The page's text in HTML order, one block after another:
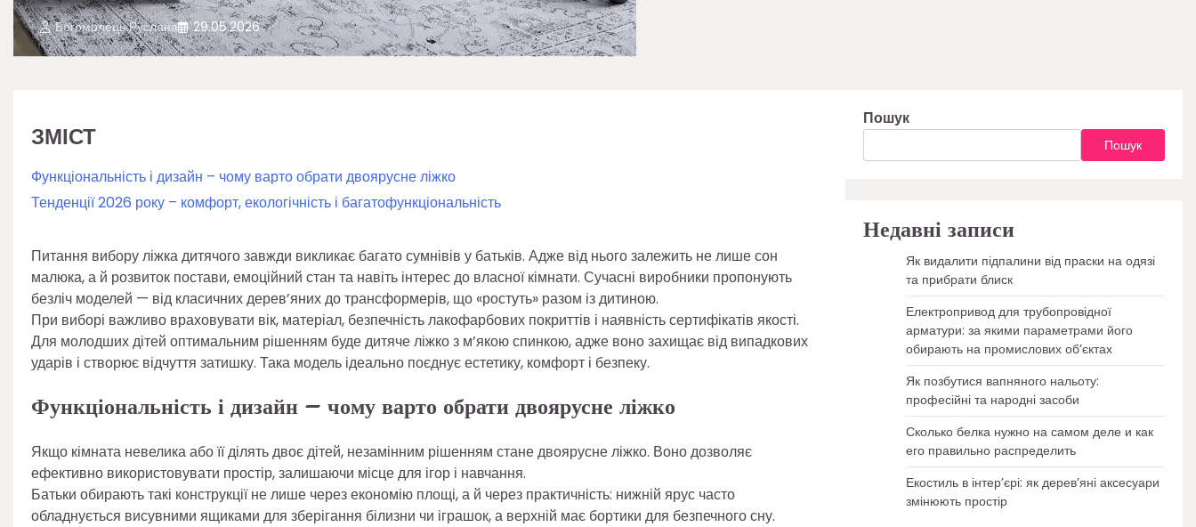
Богомолець Руслана 29.05.2026
ЗМІСТ
Функціональність і дизайн – чому варто обрати двоярусне ліжко
Тенденції 2026 року – комфорт, екологічність і багатофункціональність
Питання вибору ліжка дитячого завжди викликає багато сумнівів у батьків. Адже від нього залежить не лише сон
малюка, а й розвиток постави, емоційний стан та навіть інтерес до власної кімнати. Сучасні виробники пропонують
безліч моделей — від класичних дерев’яних до трансформерів, що «ростуть» разом із дитиною.
При виборі важливо враховувати вік, матеріал, безпечність лакофарбових покриттів і наявність сертифікатів якості.
Для молодших дітей оптимальним рішенням буде дитяче ліжко з м’якою спинкою, адже воно захищає від випадкових
ударів і створює відчуття затишку. Така модель ідеально поєднує естетику, комфорт і безпеку.
Функціональність і дизайн – чому варто обрати двоярусне ліжко
Якщо кімната невелика або її ділять двоє дітей, незамінним рішенням стане двоярусне ліжко. Воно дозволяє
ефективно використовувати простір, залишаючи місце для ігор і навчання.
Батьки обирають такі конструкції не лише через економію площі, а й через практичність: нижній ярус часто
обладнується висувними ящиками для зберігання білизни чи іграшок, а верхній має бортики для безпечного сну.
Пошук
Пошук
Недавні записи
Як видалити підпалини від праски на одязі
та прибрати блиск
Електропривод для трубопровідної
арматури: за якими параметрами його
обирають на промислових об’єктах
Як позбутися вапняного нальоту:
професійні та народні засоби
Сколько белка нужно на самом деле и как
его правильно распределить
Екостиль в інтер’єрі: як дерев’яні аксесуари
змінюють простір